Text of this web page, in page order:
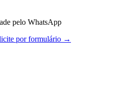
pelo WhatsApp
por formulário →